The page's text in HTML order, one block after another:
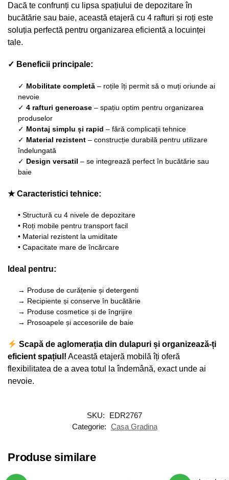
Dacă te confrunți cu lipsa spațiului de depozitare în
bucătărie sau baie, această etajeră cu 4 rafturi și roți este
soluția perfectă pentru organizarea eficientă a locuinței
tale.
✓ Beneficii principale:
✓ Mobilitate completă – roțile îți permit să o muți oriunde ai
nevoie
✓ 4 rafturi generoase – spațiu optim pentru organizarea
produselor
✓ Montaj simplu și rapid – fără complicații tehnice
✓ Material rezistent – construcție durabilă pentru utilizare
îndelungată
✓ Design versatil – se integrează perfect în bucătărie sau
baie
★ Caracteristici tehnice:
• Structură cu 4 nivele de depozitare
• Roți mobile pentru transport facil
• Material rezistent la umiditate
• Capacitate mare de încărcare
Ideal pentru:
→ Produse de curățenie și detergenti
→ Recipiente și conserve în bucătărie
→ Produse cosmetice și de îngrijire
→ Prosoapele și accesoriile de baie
Scapă de aglomerația din dulapuri și organizează-ți
eficient spațiul! Această etajeră mobilă îți oferă
flexibilitatea de a avea totul la îndemână, exact unde ai
nevoie.
SKU:
EDR2767
Categorie: Casa Gradina
Produse similare